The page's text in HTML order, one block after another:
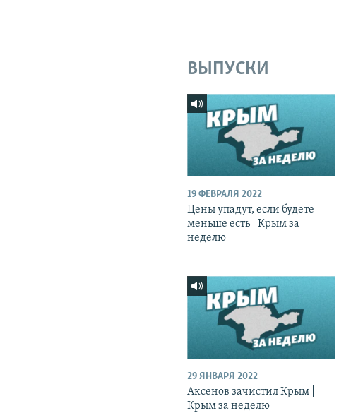
ВЫПУСКИ
19 ФЕВРАЛЯ 2022
Цены упадут, если будете
меньше есть | Крым за
неделю
29 ЯНВАРЯ 2022
Аксенов зачистил Крым |
Крым за неделю